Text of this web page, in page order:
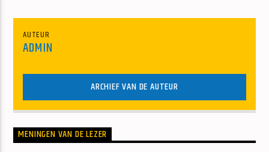
AUTEUR
ADMIN
ARCHIEF VAN DE AUTEUR
MENINGEN VAN DE LEZER